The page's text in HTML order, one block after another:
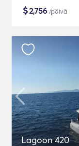
$2,756 /päivä
Lagoon 420